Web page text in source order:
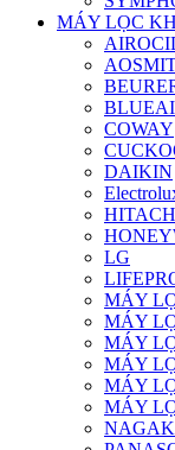
MÁY LỌC
COWAY
DAIKIN
LG
MÁY
MÁY
MÁY
MÁY
MÁY
MÁY